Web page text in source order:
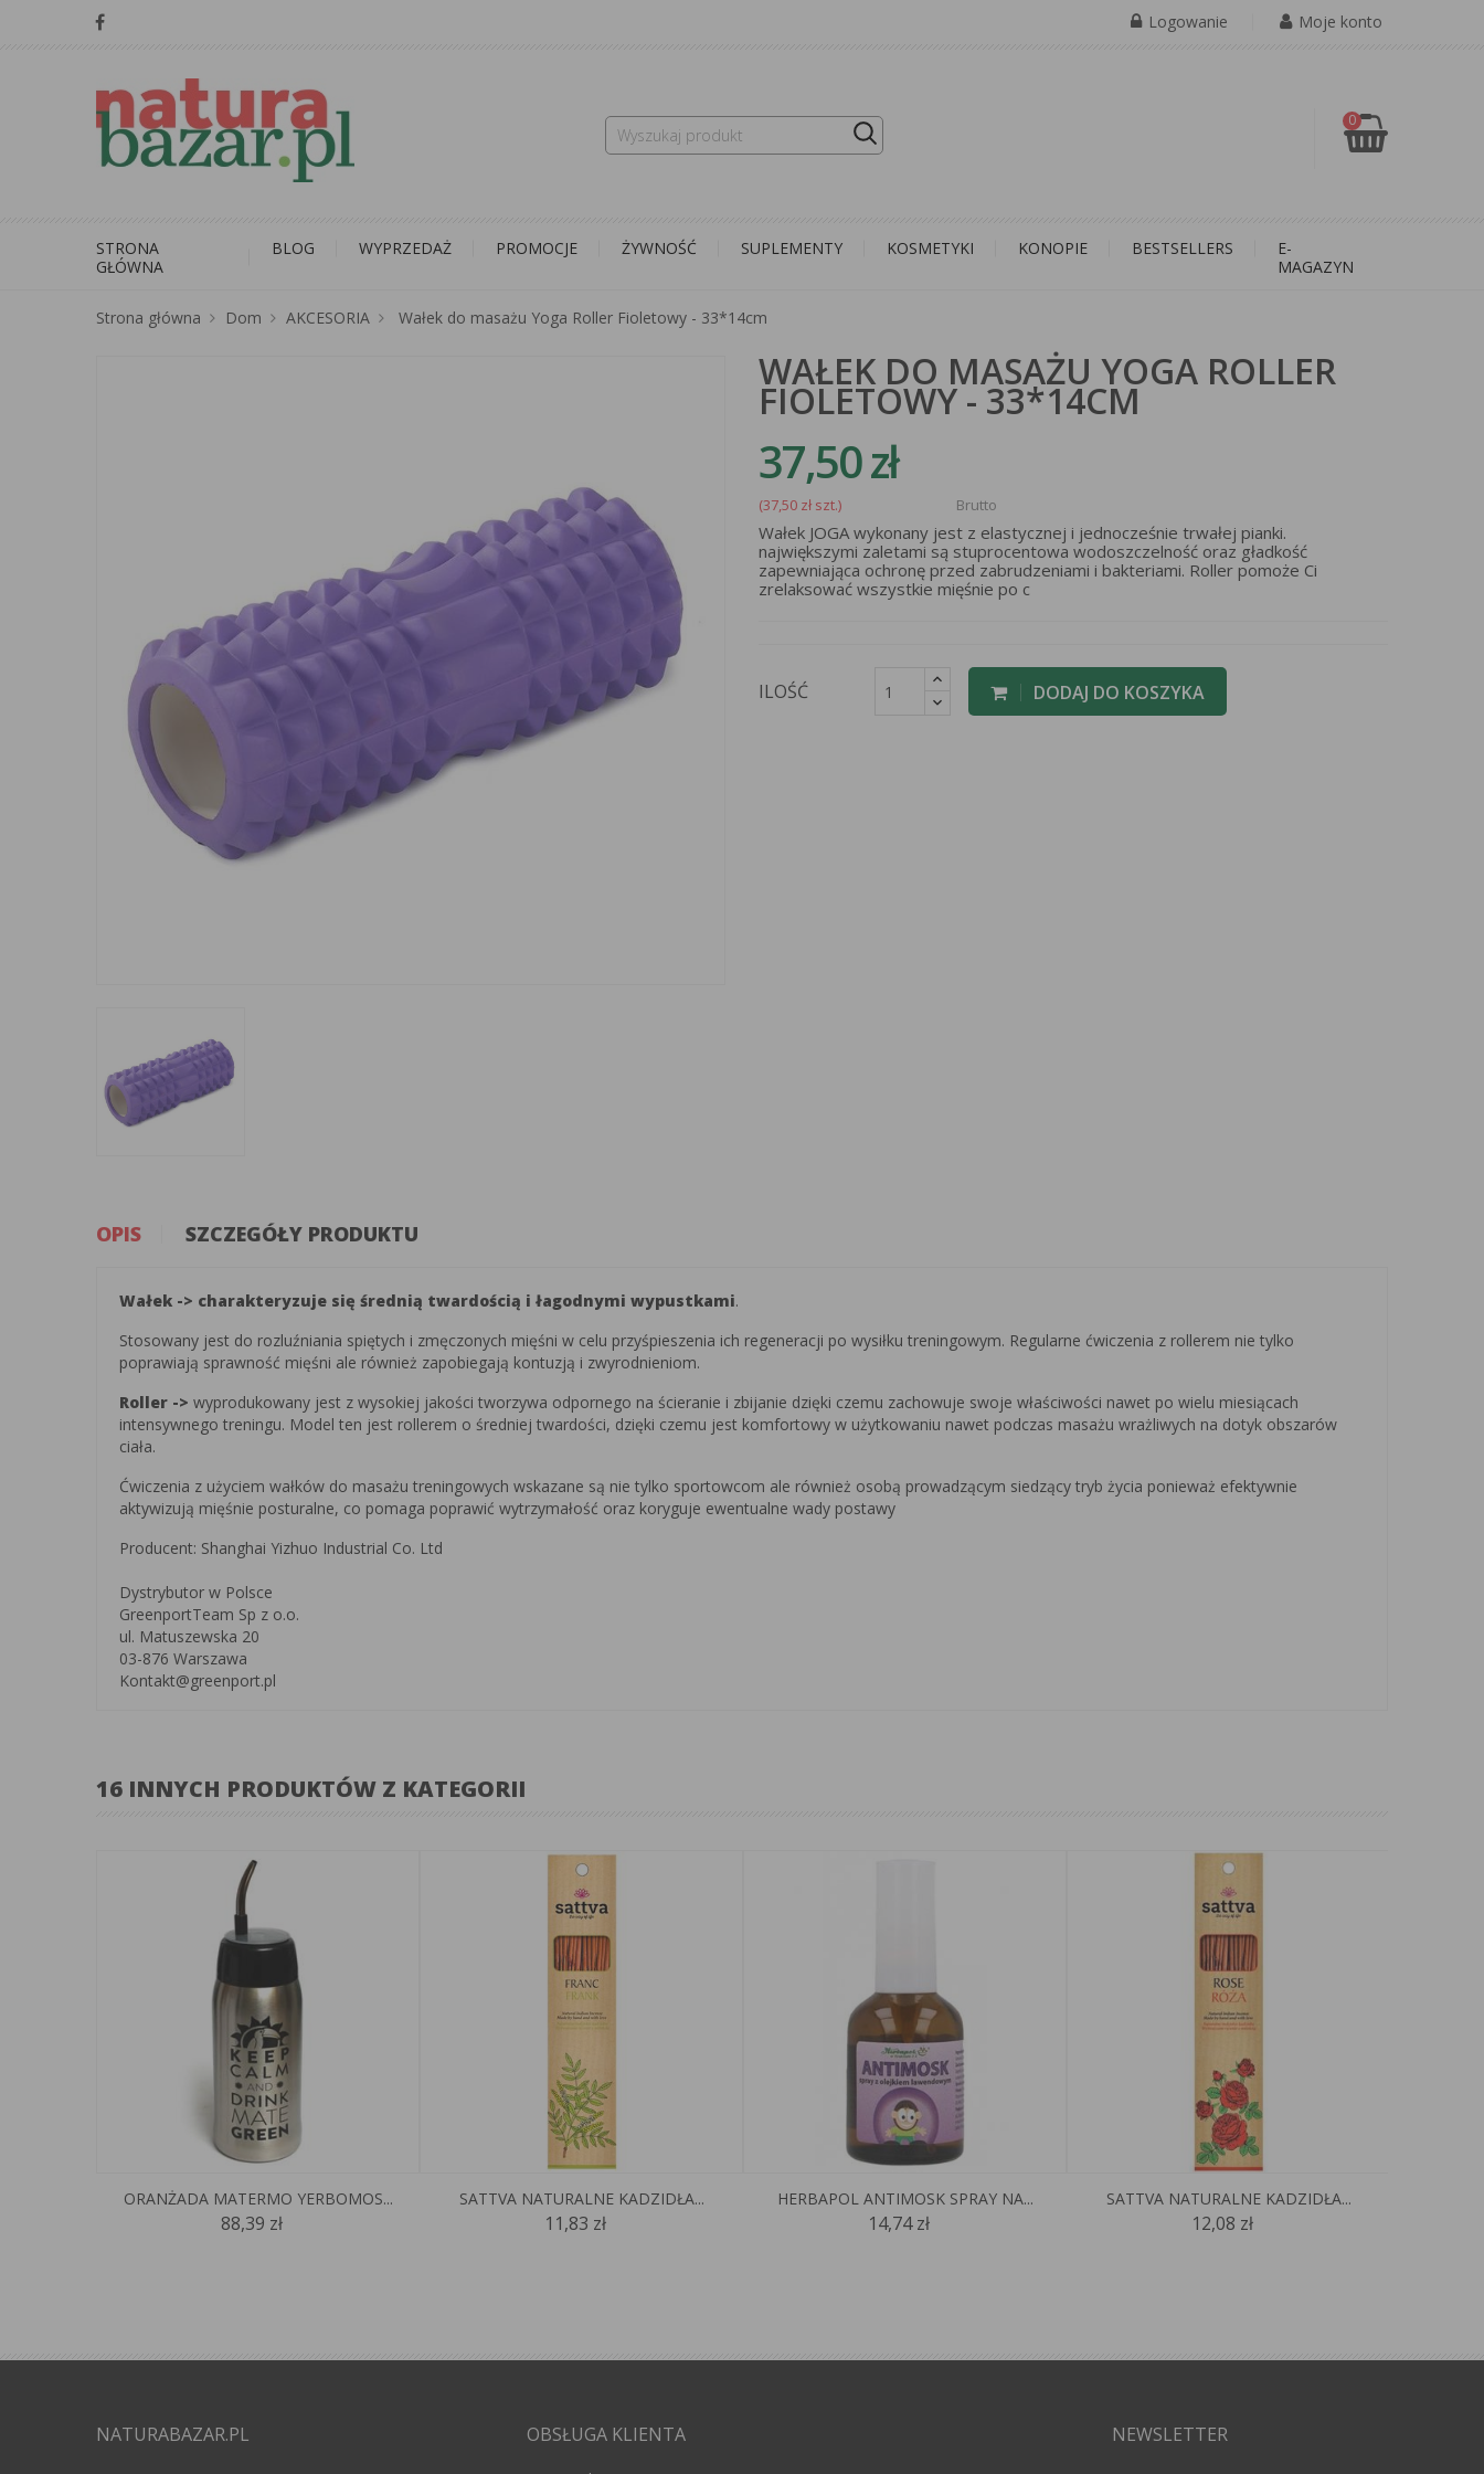
Logowanie Moje konto
0
STRONA
GŁÓWNA
BLOG WYPRZEDAŻ PROMOCJE ŻYWNOŚĆ SUPLEMENTY KOSMETYKI KONOPIE BESTSELLERS
E-
MAGAZYN
Strona główna Dom AKCESORIA Wałek do masażu Yoga Roller Fioletowy - 33*14cm
WAŁEK DO MASAŻU YOGA ROLLER
FIOLETOWY - 33*14CM
37,50 zł
(37,50 zł szt.) Brutto
Wałek JOGA wykonany jest z elastycznej i jednocześnie trwałej pianki.
największymi zaletami są stuprocentowa wodoszczelność oraz gładkość
zapewniająca ochronę przed zabrudzeniami i bakteriami. Roller pomoże Ci
zrelaksować wszystkie mięśnie po c
ILOŚĆ DODAJ DO KOSZYKA
OPIS SZCZEGÓŁY PRODUKTU
Wałek -> charakteryzuje się średnią twardością i łagodnymi wypustkami.
Stosowany jest do rozluźniania spiętych i zmęczonych mięśni w celu przyśpieszenia ich regeneracji po wysiłku treningowym. Regularne ćwiczenia z rollerem nie tylko
poprawiają sprawność mięśni ale również zapobiegają kontuzją i zwyrodnieniom.
Roller -> wyprodukowany jest z wysokiej jakości tworzywa odpornego na ścieranie i zbijanie dzięki czemu zachowuje swoje właściwości nawet po wielu miesiącach
intensywnego treningu. Model ten jest rollerem o średniej twardości, dzięki czemu jest komfortowy w użytkowaniu nawet podczas masażu wrażliwych na dotyk obszarów
ciała.
Ćwiczenia z użyciem wałków do masażu treningowych wskazane są nie tylko sportowcom ale również osobą prowadzącym siedzący tryb życia ponieważ efektywnie
aktywizują mięśnie posturalne, co pomaga poprawić wytrzymałość oraz koryguje ewentualne wady postawy
Producent: Shanghai Yizhuo Industrial Co. Ltd
Dystrybutor w Polsce
GreenportTeam Sp z o.o.
ul. Matuszewska 20
03-876 Warszawa
Kontakt@greenport.pl
16 INNYCH PRODUKTÓW Z KATEGORII
ORANŻADA MATERMO YERBOMOS...
88,39 zł
SATTVA NATURALNE KADZIDŁA...
11,83 zł
HERBAPOL ANTIMOSK SPRAY NA...
14,74 zł
SATTVA NATURALNE KADZIDŁA...
12,08 zł
NATURABAZAR.PL OBSŁUGA KLIENTA NEWSLETTER